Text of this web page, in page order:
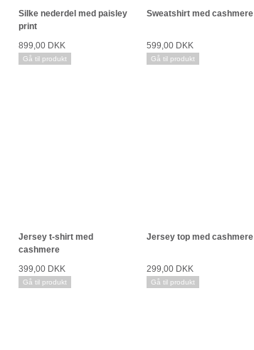
Silke nederdel med paisley
print
899,00 DKK
Gå til produkt
Sweatshirt med cashmere
599,00 DKK
Gå til produkt
Jersey t-shirt med
cashmere
399,00 DKK
Gå til produkt
Jersey top med cashmere
299,00 DKK
Gå til produkt